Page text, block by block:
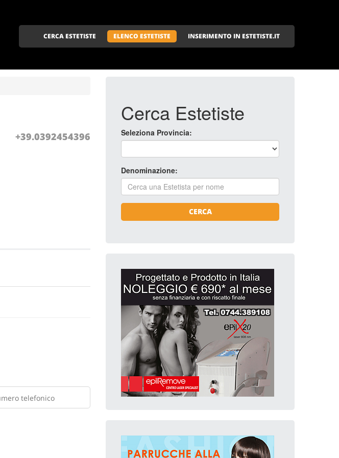
CERCA ESTETISTE ELENCO ESTETISTE INSERIMENTO IN ESTETISTE.IT
+39.0392454396
Cerca Estetiste
Seleziona Provincia:
Denominazione:
CERCA